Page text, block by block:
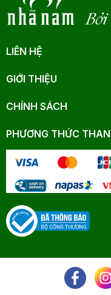
Bởi
LIÊN HỆ
GIỚI THIỆU
CHÍNH SÁCH
PHƯƠNG THỨC